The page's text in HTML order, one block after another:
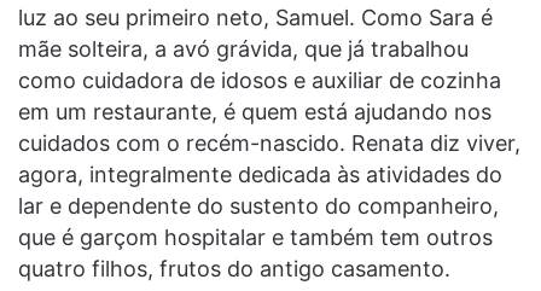
luz ao seu primeiro neto, Samuel. Como Sara é
mãe solteira, a avó grávida, que já trabalhou
como cuidadora de idosos e auxiliar de cozinha
em um restaurante, é quem está ajudando nos
cuidados com o recém-nascido. Renata diz viver,
agora, integralmente dedicada às atividades do
lar e dependente do sustento do companheiro,
que é garçom hospitalar e também tem outros
quatro filhos, frutos do antigo casamento.